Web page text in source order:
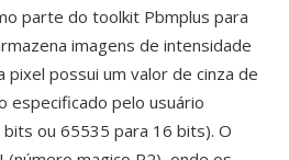
parte do toolkit Pbmplus para
imagens de intensidade
pixel possui um valor de cinza de
especificado pelo usuário
ou 65535 para 16 bits). O